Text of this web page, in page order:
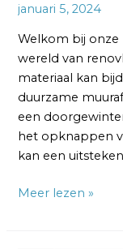
januari 5, 2024
Welkom bij onze
wereld van
materiaal kan
duurzame
een
het opknappen
kan een
Meer lezen »